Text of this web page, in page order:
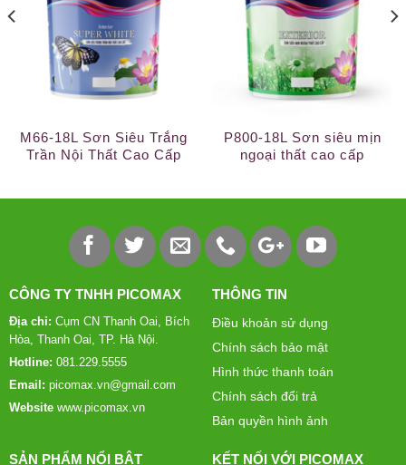
M66-18L Sơn Siêu Trắng
Trần Nội Thất Cao Cấp
P800-18L Sơn siêu mịn
ngoại thất cao cấp
CÔNG TY TNHH PICOMAX
Địa chỉ: Cụm CN Thanh Oai, Bích
Hòa, Thanh Oai, TP. Hà Nội.
Hotline: 081.229.5555
Email: picomax.vn@gmail.com
Websitewww.picomax.vn
THÔNG TIN
Điều khoản sử dụng
Chính sách bảo mật
Hình thức thanh toán
Chính sách đổi trả
Bản quyền hình ảnh
SẢN PHẨM NỔI BẬT KẾT NỐI VỚI PICOMAX